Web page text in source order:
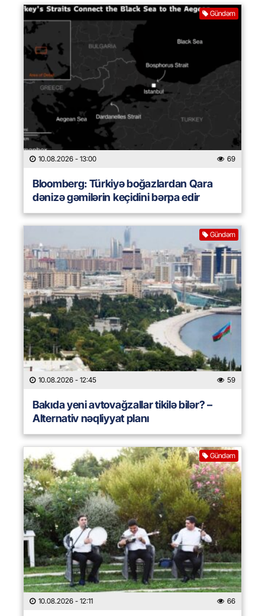
Gündəm
10.08.2026 - 13:00 69
Bloomberg: Türkiyə boğazlardan Qara
dənizə gəmilərin keçidini bərpa edir
Gündəm
10.08.2026 - 12:45 59
Bakıda yeni avtovağzallar tikilə bilər? –
Alternativ nəqliyyat planı
Gündəm
10.08.2026 - 12:11 66